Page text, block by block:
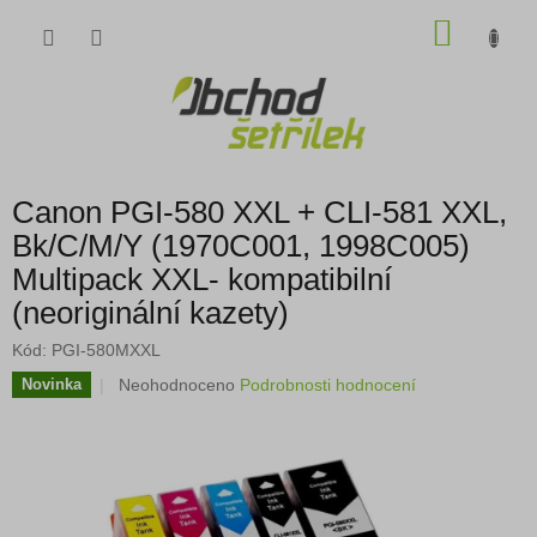
Canon PGI-580 XXL + CLI-581 XXL,
Bk/C/M/Y (1970C001, 1998C005)
Multipack XXL- kompatibilní
(neoriginální kazety)
Kód: PGI-580MXXL
Novinka
Průměrné
z
5
Neohodnoceno Podrobnosti hodnocení